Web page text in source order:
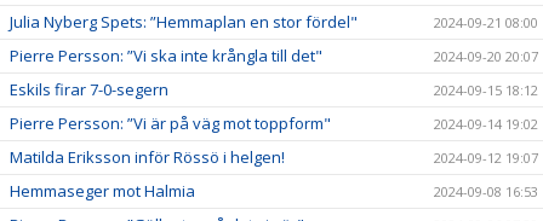
Julia Nyberg Spets: ”Hemmaplan en stor fördel" 2024-09-21 08:00
Pierre Persson: ”Vi ska inte krångla till det" 2024-09-20 20:07
Eskils firar 7-0-segern 2024-09-15 18:12
Pierre Persson: ”Vi är på väg mot toppform" 2024-09-14 19:02
Matilda Eriksson inför Rössö i helgen! 2024-09-12 19:07
Hemmaseger mot Halmia 2024-09-08 16:53